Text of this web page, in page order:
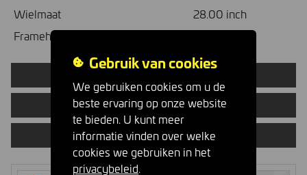
Wielmaat
28.00 inch
Framehoogte
51.00 cm
Vertel een vriend
Vraag proefrit aan
Gebruik van cookies
We gebruiken cookies om u de
beste ervaring op onze website
te bieden. U kunt meer
informatie vinden over welke
cookies we gebruiken in het
privacybeleid.